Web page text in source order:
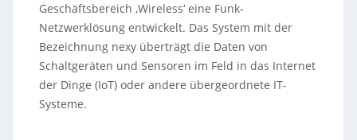
Geschäftsbereich ‚Wireless‘ eine Funk-
Netzwerklösung entwickelt. Das System mit der
Bezeichnung nexy überträgt die Daten von
Schaltgeräten und Sensoren im Feld in das Internet
der Dinge (IoT) oder andere übergeordnete IT-
Systeme.